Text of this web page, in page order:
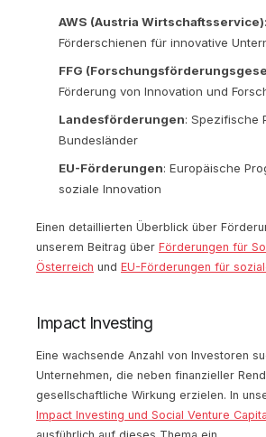
AWS (Austria Wirtschaftsservice)
Förderschienen für innovative
FFG
Förderung von Innovation und
Landesförderungen: Spezifische
Bundesländer
EU-Förderungen: Europäische
soziale Innovation
Einen detaillierten Überblick über
unserem Beitrag über Förderungen für
Österreich und EU-Förderungen für
Impact Investing
Eine wachsende Anzahl von Investoren
Unternehmen, die neben finanzieller
gesellschaftliche Wirkung erzielen. In
Impact Investing und Social Venture